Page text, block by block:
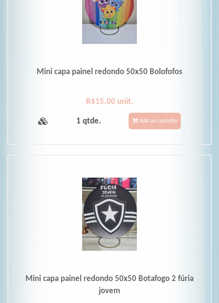
Mini capa painel redondo 50x50 Bolofofos
R$15.00 unit.
1 qtde. Add ao carrinho
Mini capa painel redondo 50x50 Botafogo 2 fúria
jovem